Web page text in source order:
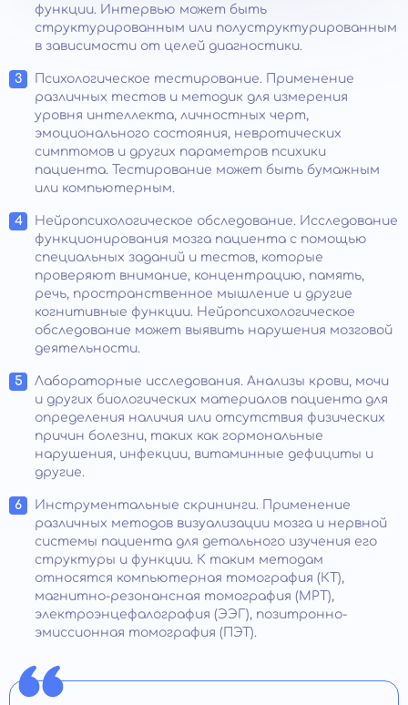
функции. Интервью может быть
структурированным или полуструктурированным
в зависимости от целей диагностики.
Психологическое тестирование. Применение
различных тестов и методик для измерения
уровня интеллекта, личностных черт,
эмоционального состояния, невротических
симптомов и других параметров психики
пациента. Тестирование может быть бумажным
или компьютерным.
Нейропсихологическое обследование. Исследование
функционирования мозга пациента с помощью
специальных заданий и тестов, которые
проверяют внимание, концентрацию, память,
речь, пространственное мышление и другие
когнитивные функции. Нейропсихологическое
обследование может выявить нарушения мозговой
деятельности.
Лабораторные исследования. Анализы крови, мочи
и других биологических материалов пациента для
определения наличия или отсутствия физических
причин болезни, таких как гормональные
нарушения, инфекции, витаминные дефициты и
другие.
Инструментальные скрининги. Применение
различных методов визуализации мозга и нервной
системы пациента для детального изучения его
структуры и функции. К таким методам
относятся компьютерная томография (КТ),
магнитно-резонансная томография (МРТ),
электроэнцефалография (ЭЭГ), позитронно-
эмиссионная томография (ПЭТ).